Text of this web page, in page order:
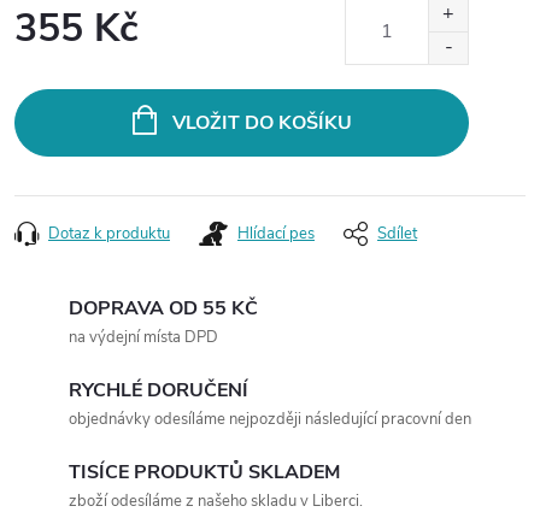
355 Kč
VLOŽIT DO KOŠÍKU
Dotaz k produktu Hlídací pes Sdílet
DOPRAVA OD 55 KČ
na výdejní místa DPD
RYCHLÉ DORUČENÍ
objednávky odesíláme nejpozději následující pracovní den
TISÍCE PRODUKTŮ SKLADEM
zboží odesíláme z našeho skladu v Liberci.